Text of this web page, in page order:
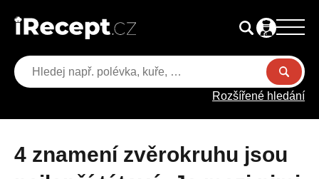
Rozšířené hledání
4 znamení zvěrokruhu jsou